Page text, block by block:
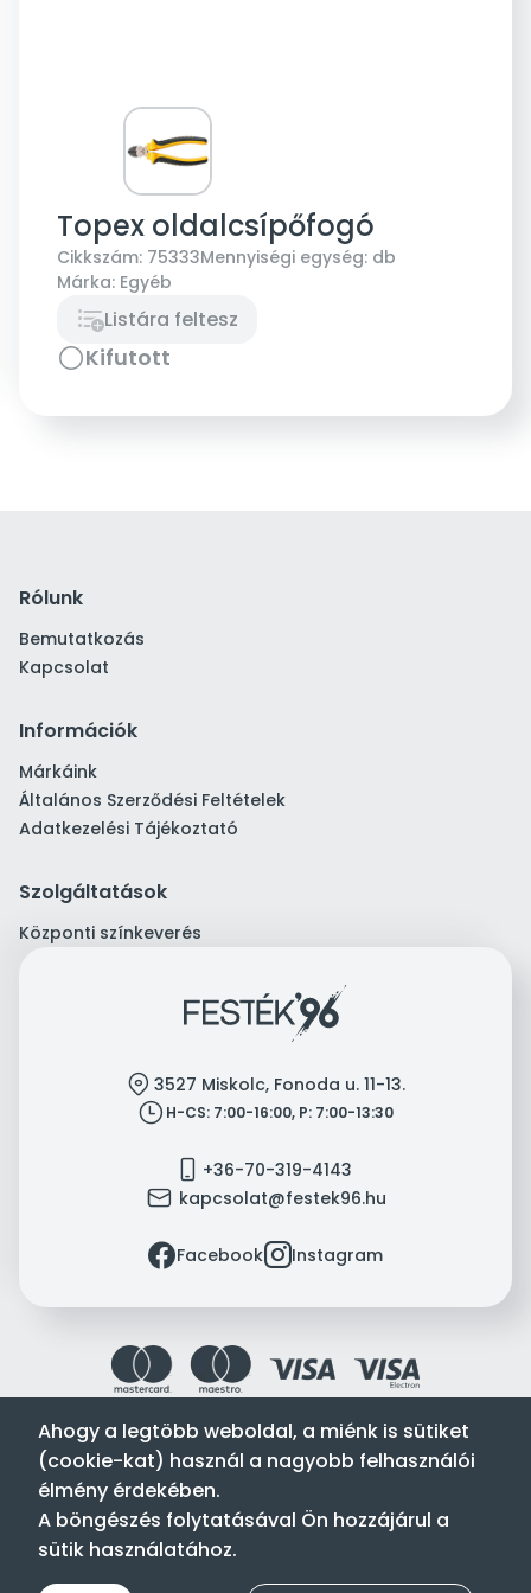
Topex oldalcsípőfogó
Cikkszám: 75333Mennyiségi egység: db
Márka: Egyéb
Listára feltesz
Kifutott
Rólunk
Bemutatkozás
Kapcsolat
Információk
Márkáink
Általános Szerződési Feltételek
Adatkezelési Tájékoztató
Szolgáltatások
Központi színkeverés
location 3527 Miskolc, Fonoda u. 11-13.
clock H-CS: 7:00-16:00, P: 7:00-13:30
mobile +36-70-319-4143
mail kapcsolat@festek96.hu
facebookFacebookinstagramInstagram
Festék’96 Kft. © 1996-2024. Minden jog fenntartva.
Tervezte és készítette:
forgalmazója.
Ahogy a legtöbb weboldal, a miénk is sütiket
(cookie-kat) használ a nagyobb felhasználói
élmény érdekében.
A böngészés folytatásával Ön hozzájárul a
sütik használatához.